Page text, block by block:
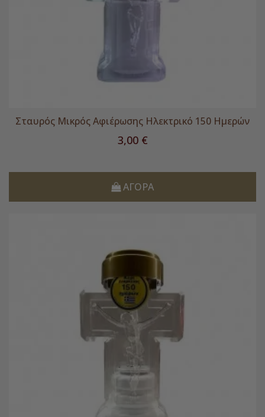
Σταυρός Μικρός Αφιέρωσης Ηλεκτρικό 150 Ημερών
Τιμή
3,00 €
ΑΓΟΡΆ